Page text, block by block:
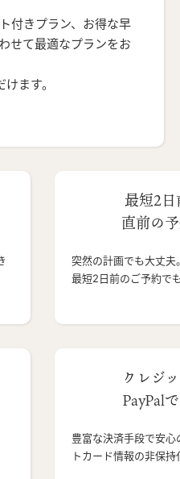
付きプラン、お得な早
せて最適なプランをお
ます。
最短2日
直前の
突然の計画でも大丈夫。
最短2日前のご予約で
クレジ
PayPal
豊富な決済手段で安心
トカード情報の非保持